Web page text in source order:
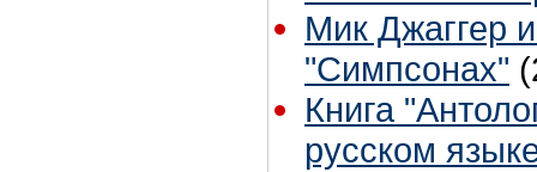
Мик Джаггер
"Симпсонах"
Книга
русском